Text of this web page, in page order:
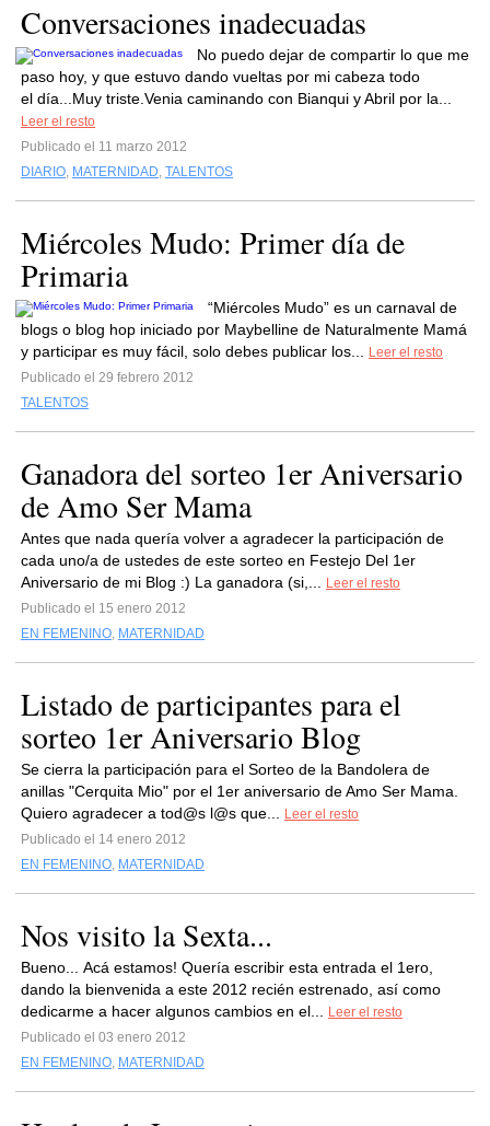
Conversaciones inadecuadas
No puedo dejar de compartir lo que me
paso hoy, y que estuvo dando vueltas por mi cabeza todo
el día...Muy triste.Venia caminando con Bianqui y Abril por la...
Leer el resto
Publicado el 11 marzo 2012
DIARIO, MATERNIDAD, TALENTOS
Miércoles Mudo: Primer día de
Primaria
“Miércoles Mudo” es un carnaval de
blogs o blog hop iniciado por Maybelline de Naturalmente Mamá
y participar es muy fácil, solo debes publicar los...
Leer el resto
Publicado el 29 febrero 2012
TALENTOS
Ganadora del sorteo 1er Aniversario
de Amo Ser Mama
Antes que nada quería volver a agradecer la participación de
cada uno/a de ustedes de este sorteo en Festejo Del 1er
Aniversario de mi Blog :) La ganadora (si,...
Leer el resto
Publicado el 15 enero 2012
EN FEMENINO, MATERNIDAD
Listado de participantes para el
sorteo 1er Aniversario Blog
Se cierra la participación para el Sorteo de la Bandolera de
anillas "Cerquita Mio" por el 1er aniversario de Amo Ser Mama.
Quiero agradecer a tod@s l@s que...
Leer el resto
Publicado el 14 enero 2012
EN FEMENINO, MATERNIDAD
Nos visito la Sexta...
Bueno... Acá estamos! Quería escribir esta entrada el 1ero,
dando la bienvenida a este 2012 recién estrenado, así como
dedicarme a hacer algunos cambios en el...
Leer el resto
Publicado el 03 enero 2012
EN FEMENINO, MATERNIDAD